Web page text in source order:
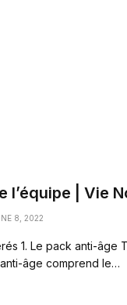
l’équipe | Vie
8, 2022
1. Le pack anti-âge
âge comprend le…